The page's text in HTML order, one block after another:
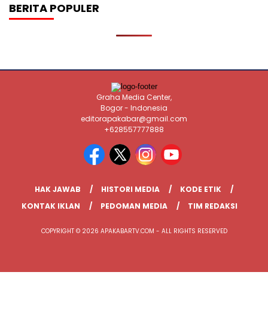
BERITA POPULER
Graha Media Center,
Bogor - Indonesia
editorapakabar@gmail.com
+628557777888
HAK JAWAB HISTORI MEDIA
KODE ETIK
KONTAK IKLAN
PEDOMAN MEDIA TIM REDAKSI
COPYRIGHT © 2026 APAKABARTV.COM - ALL RIGHTS RESERVED